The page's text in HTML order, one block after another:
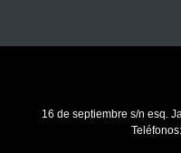
16 de septiembre s/n esq.